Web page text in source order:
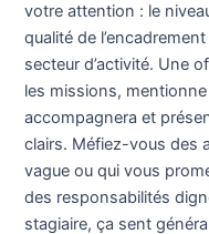
votre attention : le
qualité de
secteur d’activité. Une
les missions,
accompagnera et
clairs. Méfiez-vous des
vague ou qui vous
des responsabilités
stagiaire, ça sent